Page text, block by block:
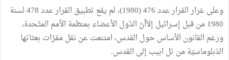
وعلى غرار القرار عدد 476 (1980)، لم يقع تطبيق القرار عدد 478 لسنة
1980 من قبل إسرائيل إلاّأنّ الدّول الأعضاء بمنظمة الأمم المتّحدة،
ورغم القانون الأساس حول القدس، امتنعت عن نقل مقرّات بعثاتها
الدّبلوماسيّة من تل ابيب إلى القدس.